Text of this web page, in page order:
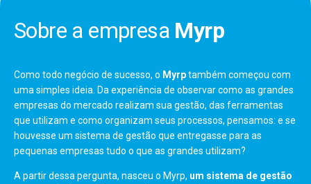
Sobre a empresa Myrp
Como todo negócio de sucesso, o Myrptambém começou com
uma simples ideia. Da experiência de observar como as grandes
empresas do mercado realizam sua gestão, das ferramentas
que utilizam e como organizam seus processos, pensamos: e se
houvesse um sistema de gestão que entregasse para as
pequenas empresas tudo o que as grandes utilizam?
A partir dessa pergunta, nasceu o Myrp, um sistema de gestão